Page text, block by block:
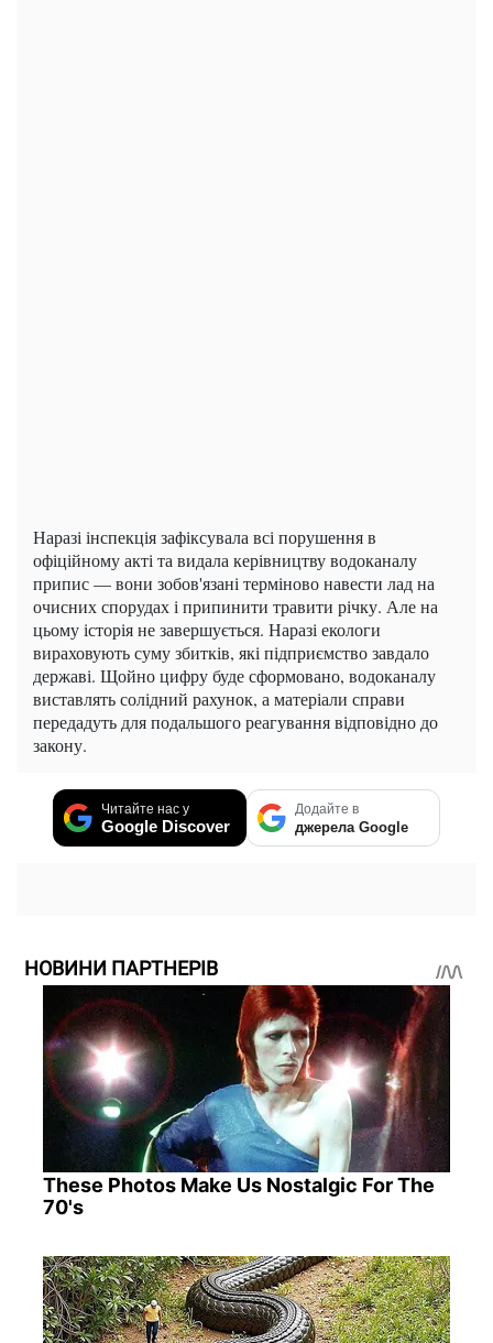
Наразі інспекція зафіксувала всі порушення в
офіційному акті та видала керівництву водоканалу
припис — вони зобов'язані терміново навести лад на
очисних спорудах і припинити травити річку. Але на
цьому історія не завершується. Наразі екологи
вираховують суму збитків, які підприємство завдало
державі. Щойно цифру буде сформовано, водоканалу
виставлять солідний рахунок, а матеріали справи
передадуть для подальшого реагування відповідно до
закону.
Читайте нас у
Google Discover
Додайте в
джерела Google
НОВИНИ ПАРТНЕРІВ
These Photos Make Us Nostalgic For The
70's